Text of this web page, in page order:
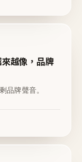
越像，品牌
品牌聲音。